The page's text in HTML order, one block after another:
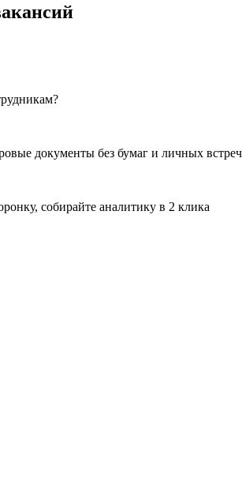
документы без бумаг и личных встреч
собирайте аналитику в 2 клика